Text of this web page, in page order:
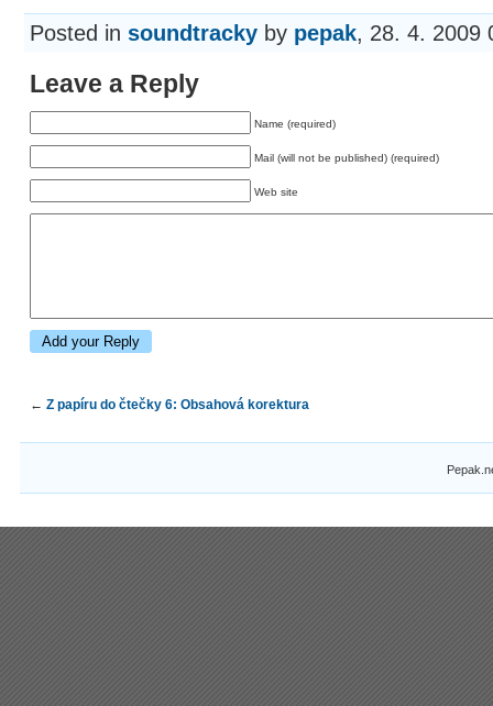
Posted in soundtracky by pepak, 28. 4. 2009
Leave a Reply
Name (required)
Mail (will not be published) (required)
Web site
← Z papíru do čtečky 6: Obsahová korektura